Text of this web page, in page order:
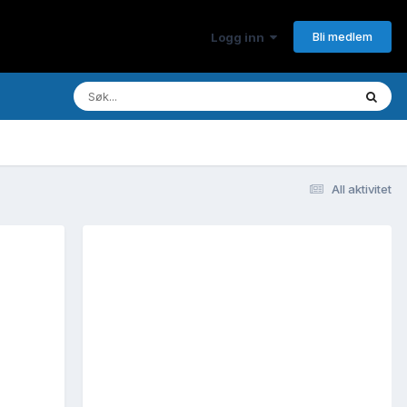
Logg inn Bli medlem
All aktivitet